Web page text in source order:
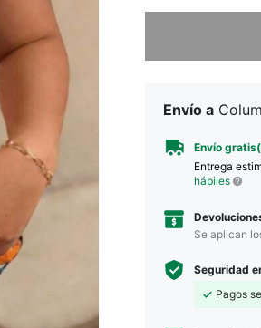
Lo sentimos, este
Envío a
Envío
Entrega
hábiles
Se aplican
Seguridad
Pagos